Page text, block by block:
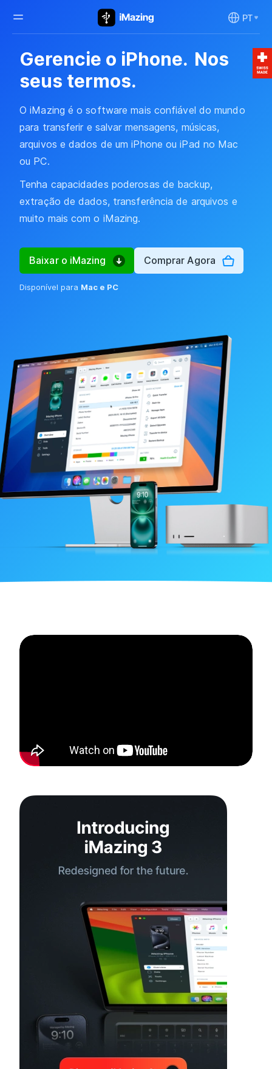
PT
Gerencie o iPhone. Nos
seus termos.
O iMazing é o software mais confiável do mundo
para transferir e salvar mensagens, músicas,
arquivos e dados de um iPhone ou iPad no Mac
ou PC.
Tenha capacidades poderosas de backup,
extração de dados, transferência de arquivos e
muito mais com o iMazing.
Baixar o iMazing Comprar Agora
Disponível para Mac e PC